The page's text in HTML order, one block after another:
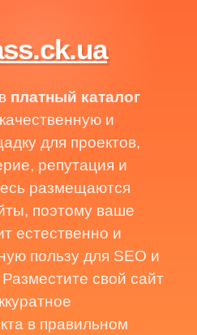
платный каталог
и
для проектов,
репутация и
размещаются
поэтому ваше
естественно и
пользу для SEO и
свой сайт
в правильном